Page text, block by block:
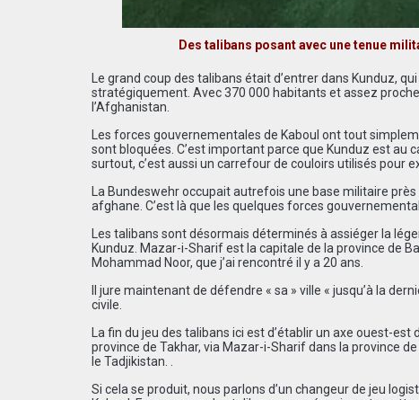
Des talibans posant avec une tenue
Le grand coup des talibans était d’entrer dans Kunduz,
stratégiquement. Avec 370 000 habitants et assez
l’Afghanistan.
Les forces gouvernementales de Kaboul ont tout
sont bloquées. C’est important parce que Kunduz est
surtout, c’est aussi un carrefour de couloirs utilisés pour
La Bundeswehr occupait autrefois une base militaire
afghane. C’est là que les quelques forces
Les talibans sont désormais déterminés à assiéger la
Kunduz. Mazar-i-Sharif est la capitale de la province de
Mohammad Noor, que j’ai rencontré il y a 20 ans.
Il jure maintenant de défendre « sa » ville « jusqu’à la
civile.
La fin du jeu des talibans ici est d’établir un axe ouest-
province de Takhar, via Mazar-i-Sharif dans la province
le Tadjikistan. .
Si cela se produit, nous parlons d’un changeur de jeu